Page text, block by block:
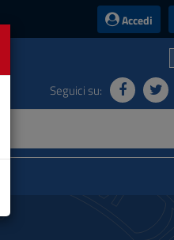
Accedi
Seguici su: